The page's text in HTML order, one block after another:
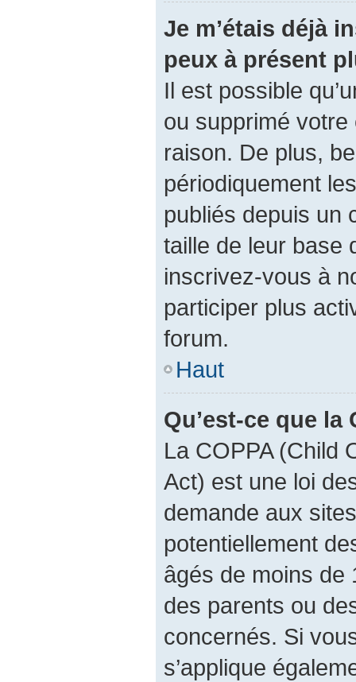
Je m’étais déjà
peux à présent
Il est possible
ou supprimé
raison. De plus,
périodiquement
publiés depuis un
taille de leur base
inscrivez-vous à
participer plus
forum.
Haut
Qu’est-ce que la
La COPPA (Child
Act) est une loi
demande aux
potentiellement
âgés de moins de
des parents ou
concernés. Si
s’applique